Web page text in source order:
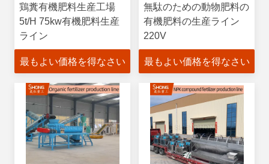
鶏糞有機肥料生産工場
5t/H 75kw有機肥料生産
ライン
最もよい価格を得なさい
無駄のための動物肥料の
有機肥料の生産ライン
220V
最もよい価格を得なさい